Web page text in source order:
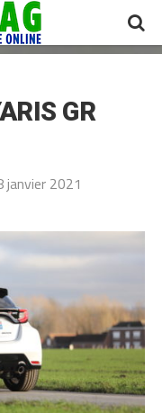
GR
janvier 2021